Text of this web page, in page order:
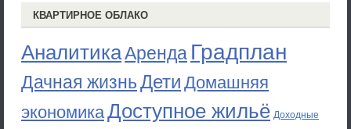
КВАРТИРНОЕ ОБЛАКО
АналитикаАренда Градплан
Дачная жизньДети Домашняя
экономикаДоступное жильё Доходные